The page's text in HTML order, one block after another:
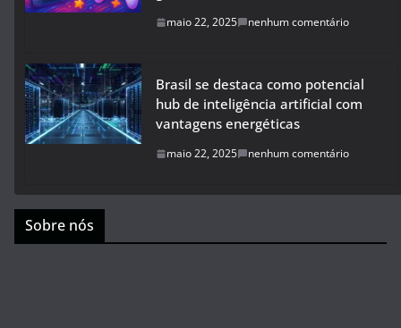
maio 22, 2025 nenhum comentário
Brasil se destaca como potencial
hub de inteligência artificial com
vantagens energéticas
maio 22, 2025 nenhum comentário
Sobre nós